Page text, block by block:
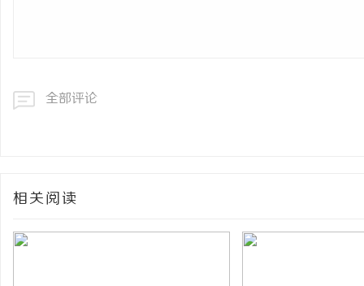
全部评论
相关阅读